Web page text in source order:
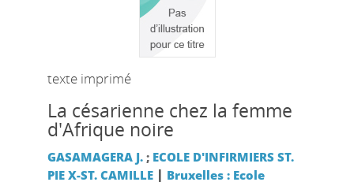
texte imprimé
La césarienne chez la femme
d'Afrique noire
GASAMAGERA J.; ECOLE D'INFIRMIERS ST.
PIE X-ST. CAMILLE | Bruxelles : Ecole